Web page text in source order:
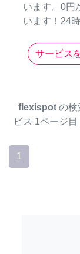
います。0円
います！24
サービス
flexispot の検
ビス 1ページ目
1